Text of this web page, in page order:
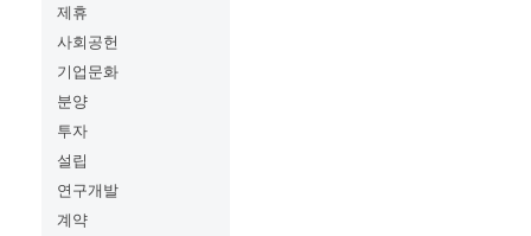
제휴
사회공헌
기업문화
분양
투자
설립
연구개발
계약